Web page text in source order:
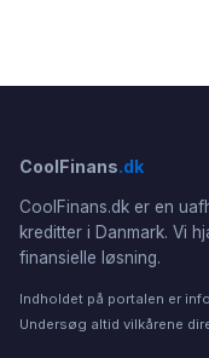
CoolFinans.dk
CoolFinans.dk er en
kreditter i Danmark. Vi
finansielle løsning.
Indholdet på portalen er
Undersøg altid vilkårene